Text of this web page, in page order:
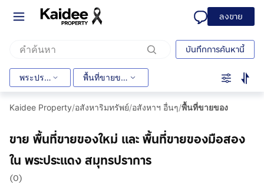
ลงขาย
บันทึกการค้นหานี้
พระประแดง พื้นที่ขายของ
Kaidee Property/อสังหาริมทรัพย์/อสังหาฯ อื่นๆ/พื้นที่ขายของ
ขาย พื้นที่ขายของใหม่ และ พื้นที่ขายของมือสอง
ใน พระประแดง สมุทรปราการ
(0)